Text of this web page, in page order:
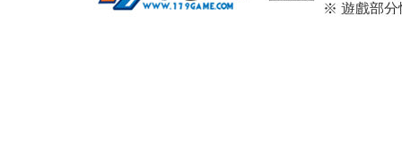
※ 遊戲部分